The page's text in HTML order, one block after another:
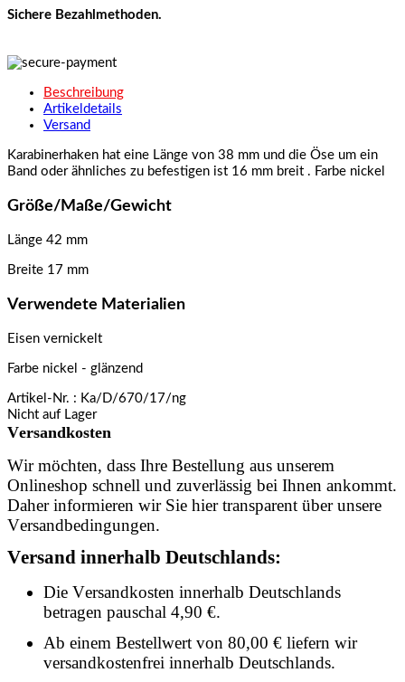
Sichere Bezahlmethoden.
Beschreibung
Artikeldetails
Versand
Karabinerhaken hat eine Länge von 38 mm und die Öse um ein
Band oder ähnliches zu befestigen ist 16 mm breit . Farbe nickel
Größe/Maße/Gewicht
Länge 42 mm
Breite 17 mm
Verwendete Materialien
Eisen vernickelt
Farbe nickel - glänzend
Artikel-Nr. : Ka/D/670/17/ng
Nicht auf Lager
Versandkosten
Wir möchten, dass Ihre Bestellung aus unserem
Onlineshop schnell und zuverlässig bei Ihnen ankommt.
Daher informieren wir Sie hier transparent über unsere
Versandbedingungen.
Versand innerhalb Deutschlands:
Die Versandkosten innerhalb Deutschlands
betragen pauschal 4,90 €.
Ab einem Bestellwert von 80,00 € liefern wir
versandkostenfrei innerhalb Deutschlands.